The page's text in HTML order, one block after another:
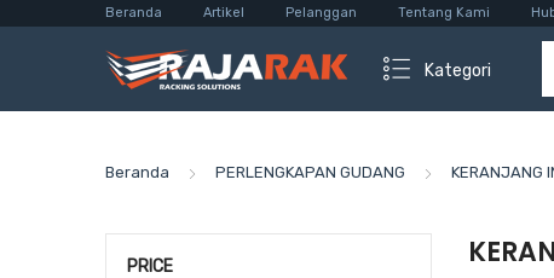
Beranda Artikel Pelanggan Tentang Kami
Kategori
Beranda PERLENGKAPAN GUDANG KERANJANG
PRICE